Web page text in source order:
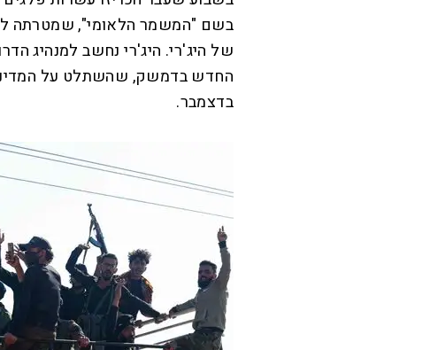
בשם "המשמר הלאומי", שמטרתה
של היג'רי. היג'רי נחשב למנהיג
החדש בדמשק, שהשתלט על
בדצמבר.